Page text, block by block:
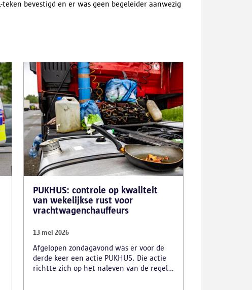
bevestigd en er was geen begeleider aanwezig
PUKHUS: controle op kwaliteit
van wekelijkse rust voor
vrachtwagenchauffeurs
13 mei 2026
Afgelopen zondagavond was er voor de
derde keer een actie PUKHUS. Die actie
richtte zich op het naleven van de regels